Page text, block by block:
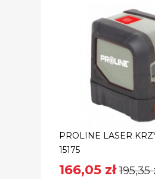
PROLINE LASER
15175
166,05 zł 195,35